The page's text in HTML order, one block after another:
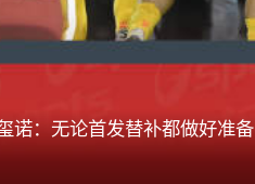
诺：无论首发替补都做好准备